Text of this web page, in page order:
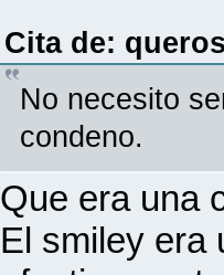
Cita de:
No necesito
condeno.
Que era una
El smiley era